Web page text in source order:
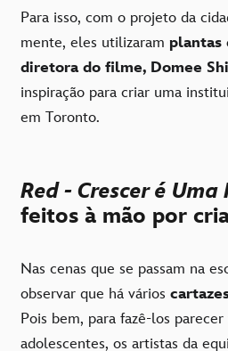
Para isso, com o projeto da
mente, eles utilizaram plantas
diretora do filme, Domee
inspiração para criar uma
em Toronto.
Red - Crescer é Uma
feitos à mão por
Nas cenas que se passam na
observar que há vários
Pois bem, para fazê-los
adolescentes, os artistas da